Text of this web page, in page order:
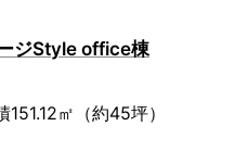
ジStyle office棟
㎡（約45坪）